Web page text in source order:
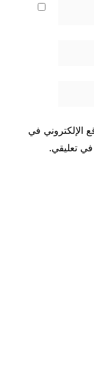
الإلكتروني في
في تعليقي.